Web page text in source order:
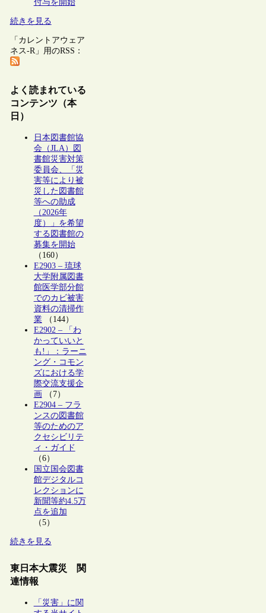
付与を開始
続きを見る
「カレントアウェア
ネス-R」用のRSS：
よく読まれている
コンテンツ（本
日）
日本図書館協
会（JLA）図
書館災害対策
委員会、「災
害等により被
災した図書館
等への助成
（2026年
度）」を希望
する図書館の
募集を開始
（160）
E2903 – 琉球
大学附属図書
館医学部分館
でのカビ被害
資料の清掃作
業（144）
E2902 – 「わ
かっていいと
も!」：ラーニ
ング・コモン
ズにおける学
際交流支援企
画 （7）
E2904 – フラ
ンスの図書館
等のためのア
クセシビリテ
ィ・ガイド
（6）
国立国会図書
館デジタルコ
レクションに
新聞等約4.5万
点を追加
（5）
続きを見る
東日本大震災 関
連情報
「災害」に関